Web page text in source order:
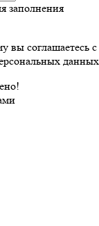
заполнения
вы соглашаетесь с
данных